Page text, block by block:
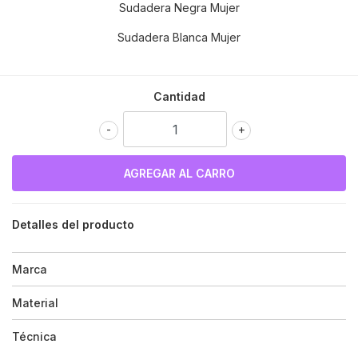
Sudadera Negra Mujer
Sudadera Blanca Mujer
Cantidad
+
-
Detalles del producto
Marca
Material
Técnica